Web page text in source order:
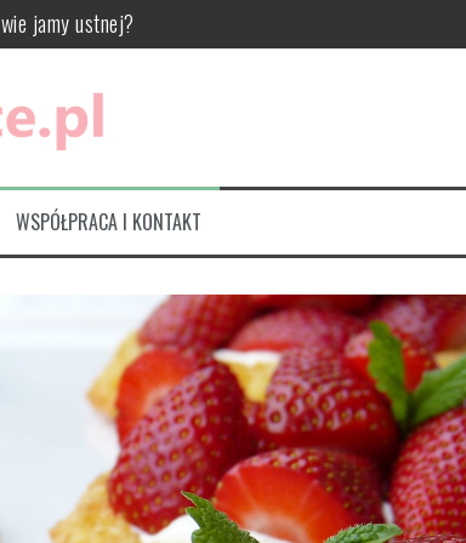
w powrocie do zdrowia?
dla Twojej firmy?
– jak wprowadzić styl do swojego wnętrza
i przykładowy jadłospis
Kuchnia na Jednym Talerzu
WSPÓŁPRACA I KONTAKT